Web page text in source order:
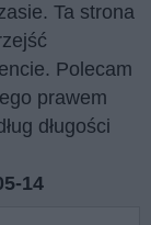
Ta strona
Polecam
prawem
długości
14